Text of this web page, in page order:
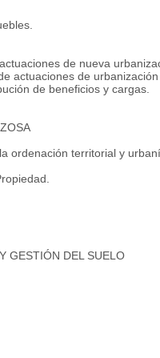
de nueva
actuaciones de urbanización
de beneficios y cargas.
ordenación territorial y
GESTIÓN DEL SUELO